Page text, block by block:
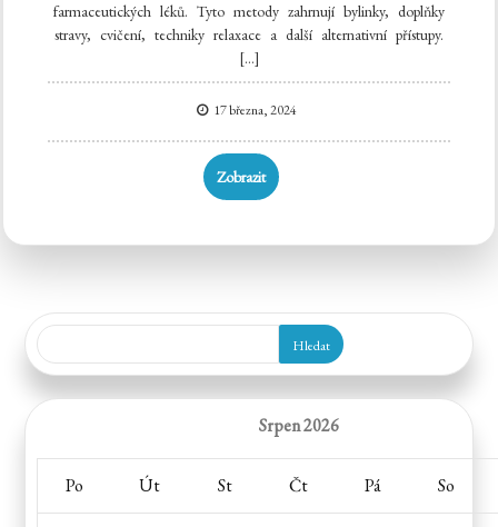
farmaceutických léků. Tyto metody zahrnují bylinky, doplňky
stravy, cvičení, techniky relaxace a další alternativní přístupy.
[…]
17 března, 2024
Zobrazit
Hledat
Srpen 2026
Po Út St Čt Pá So